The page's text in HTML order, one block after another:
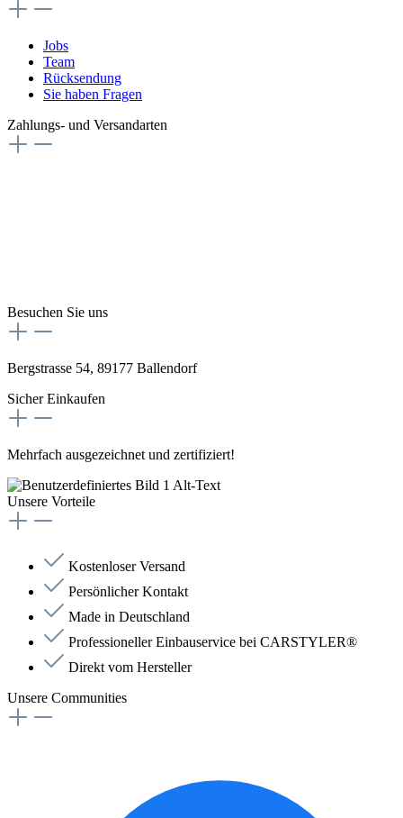
Jobs
Team
Rücksendung
Sie haben Fragen
Zahlungs- und Versandarten
Besuchen Sie uns
Bergstrasse 54, 89177 Ballendorf
Sicher Einkaufen
Mehrfach ausgezeichnet und zertifiziert!
Unsere Vorteile
Kostenloser Versand
Persönlicher Kontakt
Made in Deutschland
Professioneller Einbauservice bei CARSTYLER®
Direkt vom Hersteller
Unsere Communities